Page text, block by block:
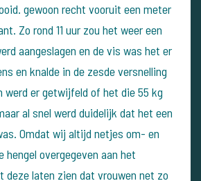
gewoon recht vooruit een meter
Zo rond 11 uur zou het weer een
aangeslagen en de vis was het er
en knalde in de zesde versnelling
werd er getwijfeld of het die 55 kg
al snel werd duidelijk dat het een
Omdat wij altijd netjes om- en
hengel overgegeven aan het
deze laten zien dat vrouwen net zo